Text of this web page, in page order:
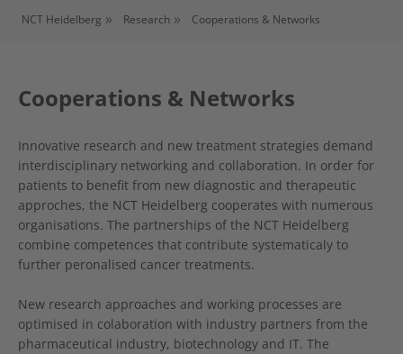
NCT Heidelberg Research Cooperations & Networks
Cooperations & Networks
Innovative research and new treatment strategies demand
interdisciplinary networking and collaboration. In order for
patients to benefit from new diagnostic and therapeutic
approches, the NCT Heidelberg cooperates with numerous
organisations. The partnerships of the NCT Heidelberg
combine competences that contribute systematicaly to
further peronalised cancer treatments.
New research approaches and working processes are
optimised in colaboration with industry partners from the
pharmaceutical industry, biotechnology and IT. The